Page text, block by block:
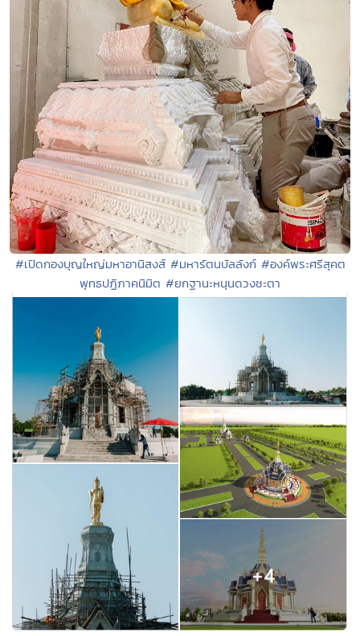
#เปิดกองบุญใหญ่มหาอานิสงส์ #มหารัตนบัลลังก์ #องค์พระศรีสุคต
พุทธปฏิภาคนิมิต #ยกฐานะหนุนดวงชะตา